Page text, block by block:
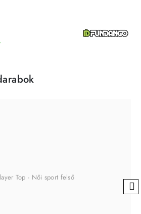
Top - Női sport felső